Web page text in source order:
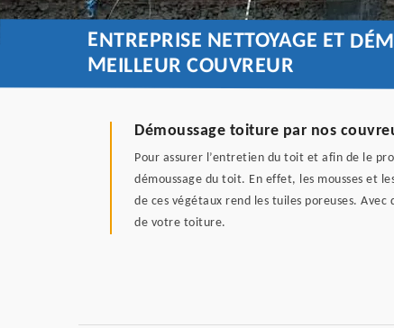
ENTREPRISE NETTOYAGE ET
MEILLEUR COUVREUR
Démoussage toiture par nos
Pour assurer l’entretien du toit et afin de le
démoussage du toit. En effet, les mousses et
de ces végétaux rend les tuiles poreuses.
de votre toiture.